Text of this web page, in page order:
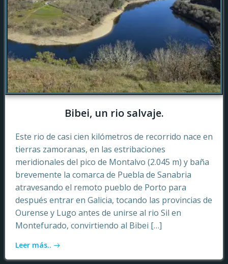
Bibei, un rio salvaje.
Este rio de casi cien kilómetros de recorrido nace en
tierras zamoranas, en las estribaciones
meridionales del pico de Montalvo (2.045 m) y baña
brevemente la comarca de Puebla de Sanabria
atravesando el remoto pueblo de Porto para
después entrar en Galicia, tocando las provincias de
Ourense y Lugo antes de unirse al rio Sil en
Montefurado, convirtiendo al Bibei […]
Leer más..